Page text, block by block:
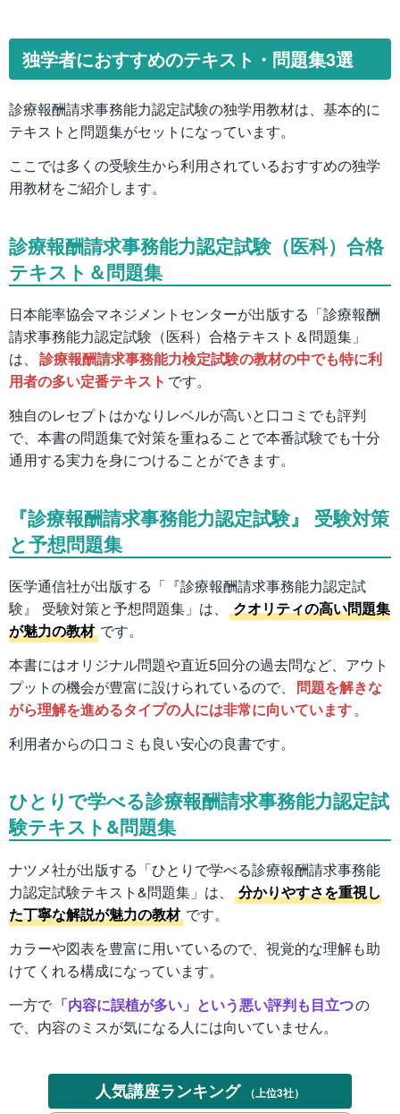
独学者におすすめのテキスト・問題集3選
診療報酬請求事務能力認定試験の独学用教材は、基本的に
テキストと問題集がセットになっています。
ここでは多くの受験生から利用されているおすすめの独学
用教材をご紹介します。
診療報酬請求事務能力認定試験（医科）合格
テキスト＆問題集
日本能率協会マネジメントセンターが出版する「診療報酬
請求事務能力認定試験（医科）合格テキスト＆問題集」
は、 診療報酬請求事務能力検定試験の教材の中でも特に利
用者の多い定番テキスト です。
独自のレセプトはかなりレベルが高いと口コミでも評判
で、本書の問題集で対策を重ねることで本番試験でも十分
通用する実力を身につけることができます。
『診療報酬請求事務能力認定試験』 受験対策
と予想問題集
医学通信社が出版する「『診療報酬請求事務能力認定試
験』 受験対策と予想問題集」は、
クオリティの高い問題集
が魅力の教材 です。
本書にはオリジナル問題や直近5回分の過去問など、アウト
プットの機会が豊富に設けられているので、
問題を解きな
がら理解を進めるタイプの人には非常に向いています。
利用者からの口コミも良い安心の良書です。
ひとりで学べる診療報酬請求事務能力認定試
験テキスト&問題集
ナツメ社が出版する「ひとりで学べる診療報酬請求事務能
力認定試験テキスト&問題集」は、
分かりやすさを重視し
た丁寧な解説が魅力の教材 です。
カラーや図表を豊富に用いているので、視覚的な理解も助
けてくれる構成になっています。
一方で 「内容に誤植が多い」という悪い評判も目立つの
で、内容のミスが気になる人には向いていません。
人気講座ランキング （上位3社）